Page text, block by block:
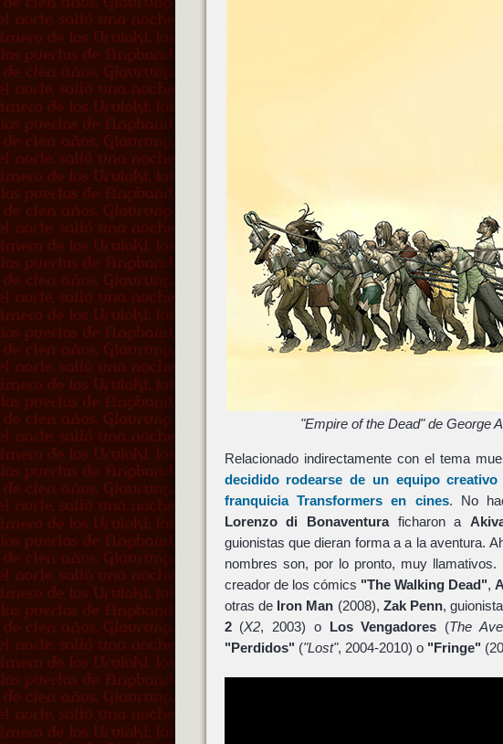
"Empire of the Dead" de George
Relacionado indirectamente con el tema
decidido rodearse de un equipo
franquicia Transformersen cines. No
Lorenzo di Bonaventuraficharon a
guionistas que dieran forma a a la aventura.
nombres son, por lo pronto, muy llamativos.
creador de los cómics "The Walking Dead",
otras de Iron Man (2008), Zak Penn,
2(X2, 2003) o Los Vengadores (The
"Perdidos" ("Lost", 2004-2010) o "Fringe"